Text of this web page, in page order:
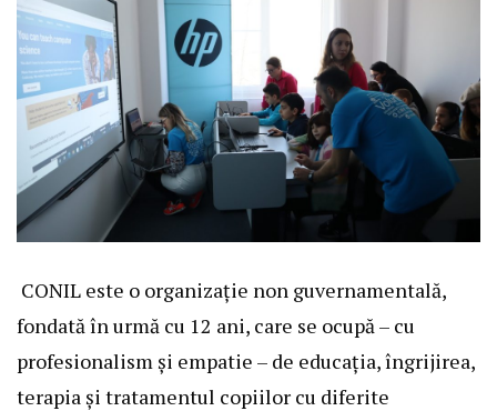
CONIL este o organizație non guvernamentală,
fondată în urmă cu 12 ani, care se ocupă – cu
profesionalism și empatie – de educația, îngrijirea,
terapia și tratamentul copiilor cu diferite